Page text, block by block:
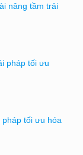
nâng tầm trải
pháp tối ưu
tối ưu hóa